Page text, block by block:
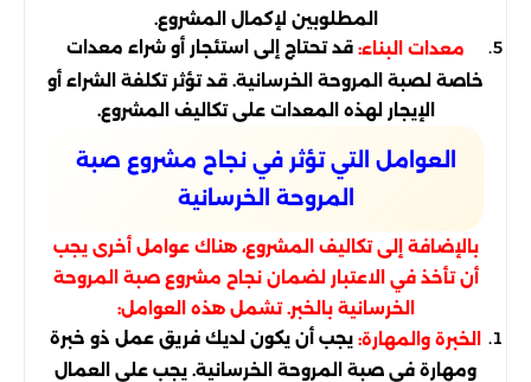
المطلوبين لإكمال المشروع.
معدات البناء: قد تحتاج إلى استئجار أو شراء معدات
خاصة لصبة المروحة الخرسانية. قد تؤثر تكلفة الشراء أو
الإيجار لهذه المعدات على تكاليف المشروع.
العوامل التي تؤثر في نجاح مشروع صبة
المروحة الخرسانية
بالإضافة إلى تكاليف المشروع، هناك عوامل أخرى يجب
أن تأخذ في الاعتبار لضمان نجاح مشروع صبة المروحة
الخرسانية بالخبر. تشمل هذه العوامل:
الخبرة والمهارة: يجب أن يكون لديك فريق عمل ذو خبرة
ومهارة في صبة المروحة الخرسانية. يجب على العمال